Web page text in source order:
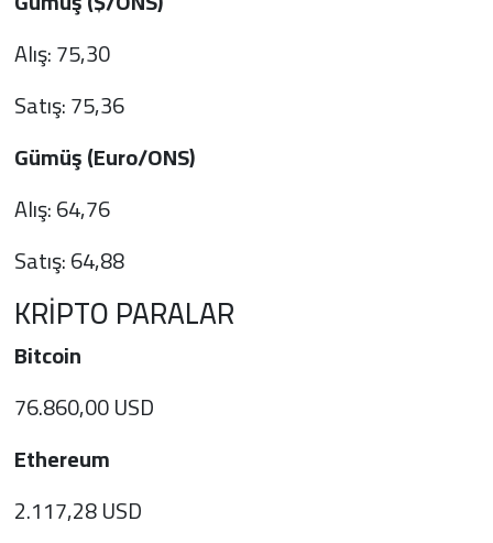
Alış: 75,30
Satış: 75,36
Gümüş (Euro/ONS)
Alış: 64,76
Satış: 64,88
KRİPTO PARALAR
Bitcoin
76.860,00 USD
Ethereum
2.117,28 USD